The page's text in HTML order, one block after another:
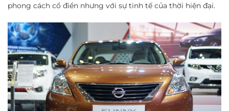
phong cách cổ điển nhưng với sự tinh tế của thời hiện đại.